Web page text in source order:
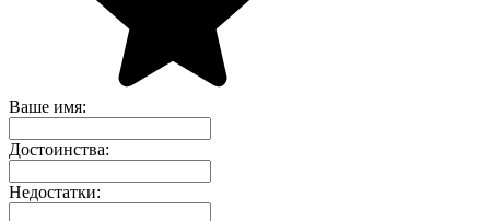
Ваше имя:
Достоинства:
Недостатки: